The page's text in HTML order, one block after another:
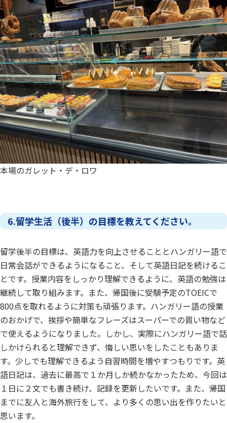
本場のガレット・デ・ロワ
6.留学生活（後半）の目標を教えてください。
留学後半の目標は、英語力を向上させることとハンガリー語で
日常会話ができるようになること、そして英語日記を続けるこ
とです。授業内容をしっかり理解できるように、英語の勉強は
継続して取り組みます。また、帰国後に受験予定のTOEICで
800点を取れるように対策も頑張ります。ハンガリー語の授業
のおかげで、挨拶や簡単なフレーズはスーパーでの買い物など
で使えるようになりました。しかし、実際にハンガリー語で話
しかけられると理解できず、悔しい思いをしたこともありま
す。少しでも理解できるよう自習時間を増やすつもりです。英
語日記は、過去に最高で１か月しか続かなかったため、今回は
１日に２文でも書き続け、記録を更新したいです。また、帰国
までに友人と海外旅行をして、より多くの思い出を作りたいと
思います。